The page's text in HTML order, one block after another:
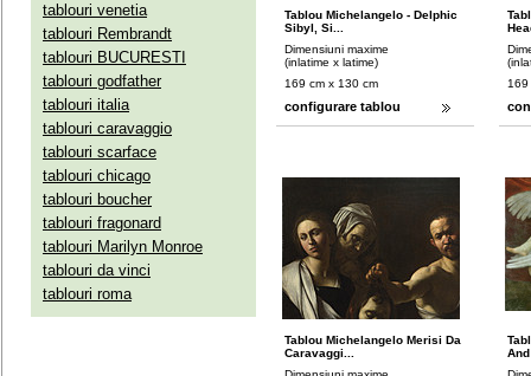
tablouri venetia
tablouri Rembrandt
tablouri BUCURESTI
tablouri godfather
tablouri italia
tablouri caravaggio
tablouri scarface
tablouri chicago
tablouri boucher
tablouri fragonard
tablouri Marilyn Monroe
tablouri da vinci
tablouri roma
Tablou Michelangelo - Delphic
Sibyl, Si...
Dimensiuni maxime
(inlatime x latime)
169 cm x 130 cm
configurare tablou
169
Tablou Michelangelo Merisi Da
Caravaggi...